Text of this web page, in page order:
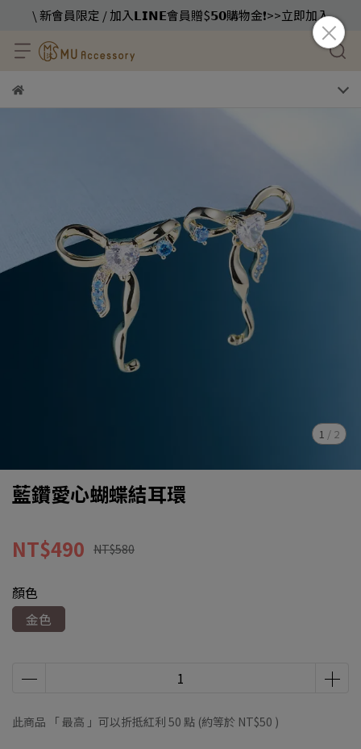
\ 新會員限定 / 加入𝗟𝗜𝗡𝗘會員贈$𝟱𝟬購物金❗️>>立即加入
1 / 2
藍鑽愛心蝴蝶結耳環
NT$490 NT$580
顏色
金色
此商品 「 最高 」可以折抵紅利 50 點 (約等於 NT$50 )